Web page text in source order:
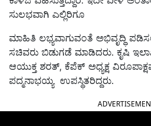
ಸುಲಭವಾಗಿ ಎಲ್ಲಿರಿಗೂ
ಮಾಹಿತಿ ಲಭ್ಯವಾಗುವಂತೆ ಅಭಿವೃದ್ಧಿ
ಸಚಿವರು ಬಿಡುಗಡೆ ಮಾಡಿದರು. ಕೃಷಿ
ಆಯುಕ್ತ ಶರತ್, ಕೆಪೆಕ್ ಅಧ್ಯಕ್ಷ
ಪದ್ಮನಾಭಯ್ಯ ಉಪಸ್ಥಿತರಿದ್ದರು.